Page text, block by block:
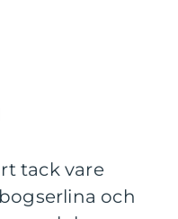
tack vare
och